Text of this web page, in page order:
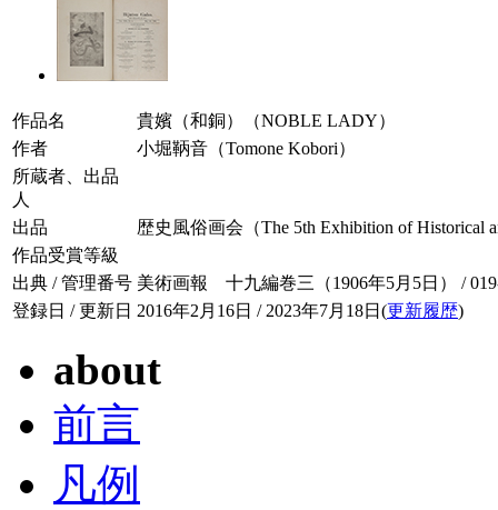
作品名
貴嬪（和銅）（NOBLE LADY）
作者
小堀鞆音（Tomone Kobori）
所蔵者、出品
人
出品
歴史風俗画会（The 5th Exhibition of Historical
作品受賞等級
出典 / 管理番号 美術画報 十九編巻三（1906年5月5日） /
登録日 / 更新日 2016年2月16日 / 2023年7月18日(更新履歴)
about
前言
凡例